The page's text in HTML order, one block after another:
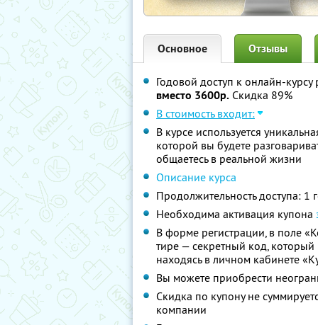
Основное Отзывы
Годовой доступ к онлайн-
вместо 3600р. Скидка 89%
В стоимость входит:
В курсе используется
которой вы будете
общаетесь в реальной жизни
Описание курса
Продолжительность доступа: 1
Необходима активация купона
В форме регистрации, в поле
тире — секретный код, который
находясь в личном кабинете
Вы можете приобрести
Скидка по купону не
компании